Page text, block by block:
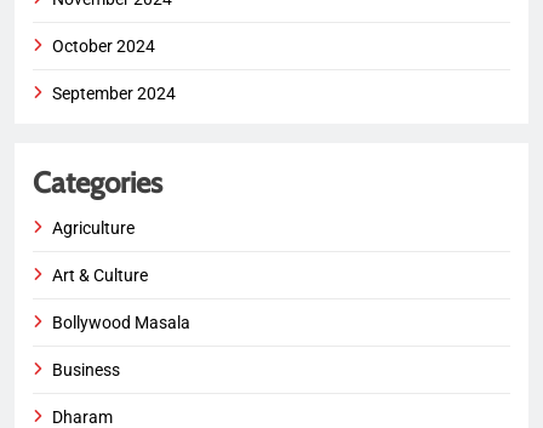
October 2024
September 2024
Categories
Agriculture
Art & Culture
Bollywood Masala
Business
Dharam